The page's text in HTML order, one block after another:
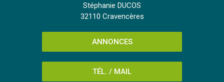
Stéphanie DUCOS
32110 Cravencères
ANNONCES
TÉL. / MAIL